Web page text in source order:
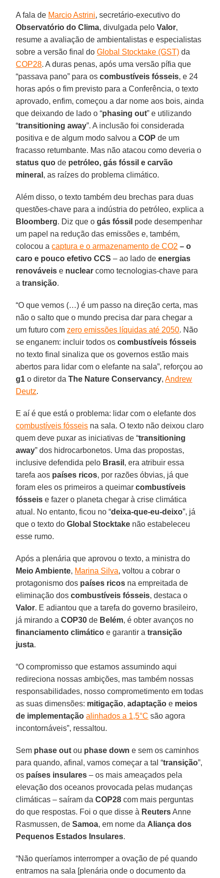
A fala de Marcio Astrini, secretário-executivo do
Observatório do Clima, divulgada peloValor,
resume a avaliação de ambientalistas e especialistas
sobre a versão final doGlobal Stocktake (GST) da
COP28. A duras penas, após uma versão pífia que
“passava pano” para oscombustíveis fósseis, e 24
horas após o fim previsto para a Conferência, o texto
aprovado, enfim, começou a dar nome aos bois, ainda
que deixando de lado o “phasing out” e utilizando
“transitioning away”. A inclusão foi considerada
positiva e de algum modo salvou aCOP de um
fracasso retumbante. Mas não atacou como deveria o
status quo de petróleo, gás fóssil e carvão
mineral , as raízes do problema climático.
Além disso, o texto também deu brechas para duas
questões-chave para a indústria do petróleo, explica a
Bloomberg. Diz que ogás fóssil pode desempenhar
um papel na redução das emissões e, também,
colocou acaptura e o armazenamento de CO2 – o
caro e pouco efetivo CCS – ao lado deenergias
renováveis e nuclear como tecnologias-chave para
atransição.
“O que vemos (…) é um passo na direção certa, mas
não o salto que o mundo precisa dar para chegar a
um futuro comzero emissões líquidas até 2050. Não
se enganem: incluir todos oscombustíveis fósseis
no texto final sinaliza que os governos estão mais
abertos para lidar com o elefante na sala”, reforçou ao
g1 o diretor daThe Nature Conservancy,Andrew
Deutz.
E aí é que está o problema: lidar com o elefante dos
combustíveis fósseis na sala. O texto não deixou claro
quem deve puxar as iniciativas de “transitioning
away” dos hidrocarbonetos. Uma das propostas,
inclusive defendida pelo Brasil , era atribuir essa
tarefa aos países ricos, por razões óbvias, já que
foram eles os primeiros a queimarcombustíveis
fósseis e fazer o planeta chegar à crise climática
atual. No entanto, ficou no “deixa-que-eu-deixo”, já
que o texto doGlobal Stocktake não estabeleceu
esse rumo.
Após a plenária que aprovou o texto, a ministra do
Meio Ambiente, Marina Silva, voltou a cobrar o
protagonismo dos países ricos na empreitada de
eliminação doscombustíveis fósseis, destaca o
Valor. E adiantou que a tarefa do governo brasileiro,
já mirando aCOP30 de Belém, é obter avanços no
financiamento climático e garantir atransição
justa.
“O compromisso que estamos assumindo aqui
redireciona nossas ambições, mas também nossas
responsabilidades, nosso comprometimento em todas
as suas dimensões: mitigação, adaptação e meios
de implementaçãoalinhados a 1,5°C são agora
incontornáveis”, ressaltou.
Sem phase out ou phase down e sem os caminhos
para quando, afinal, vamos começar a tal “transição”,
os países insulares – os mais ameaçados pela
elevação dos oceanos provocada pelas mudanças
climáticas – saíram daCOP28 com mais perguntas
do que respostas. Foi o que disse à ReutersAnne
Rasmussen, deSamoa, em nome da Aliança dos
Pequenos Estados Insulares.
“Não queríamos interromper a ovação de pé quando
entramos na sala [plenária onde o documento da